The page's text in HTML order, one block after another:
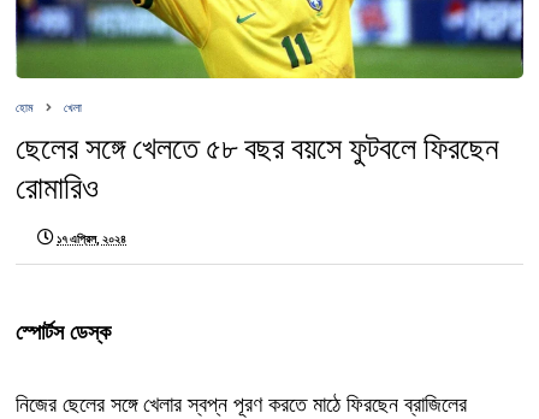
হোম খেলা
ছেলের সঙ্গে খেলতে ৫৮ বছর বয়সে ফুটবলে ফিরছেন
রোমারিও
১৭ এপ্রিল, ২০২৪
স্পোর্টস ডেস্ক
নিজের ছেলের সঙ্গে খেলার স্বপ্ন পূরণ করতে মাঠে ফিরছেন ব্রাজিলের